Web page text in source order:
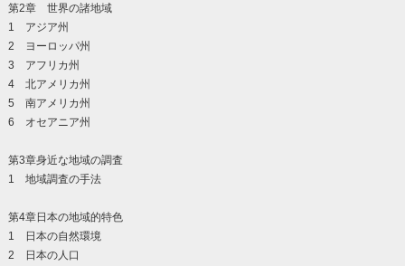
第2章 世界の諸地域
1 アジア州
2 ヨーロッパ州
3 アフリカ州
4 北アメリカ州
5 南アメリカ州
6 オセアニア州
第3章身近な地域の調査
1 地域調査の手法
第4章日本の地域的特色
1 日本の自然環境
2 日本の人口